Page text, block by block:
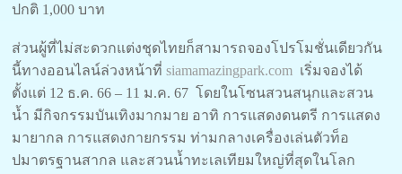
ปกติ 1,000 บาท
ส่วนผู้ที่ไม่สะดวกแต่งชุดไทยก็สามารถจองโปรโมชั่นเดียวกัน
นี้ทางออนไลน์ล่วงหน้าที่siamamazingpark.com เริ่มจองได้
ตั้งแต่ 12 ธ.ค. 66 – 11 ม.ค. 67 โดยในโซนสวนสนุกและสวน
น้ำ มีกิจกรรมบันเทิงมากมาย อาทิ การแสดงดนตรี การแสดง
มายากล การแสดงกายกรรม ท่ามกลางเครื่องเล่นตัวท็อ
ปมาตรฐานสากล และสวนน้ำทะเลเทียมใหญ่ที่สุดในโลก